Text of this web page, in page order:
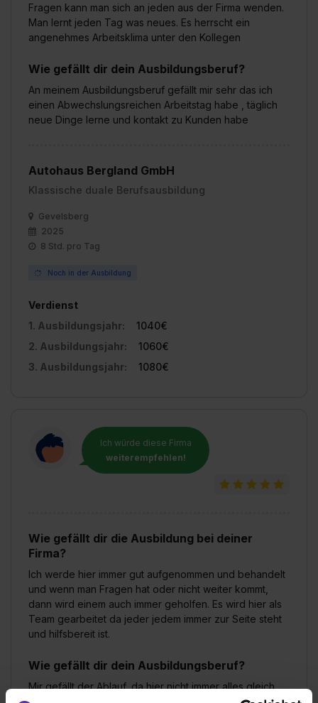
Fragen kann man sich an jeden aus der Firma wenden.
Man lernt jeden Tag was neues. Es herrscht ein
angenehmes Arbeitsklima unter den Kollegen
Wie gefällt dir dein Ausbildungsberuf?
An meinem Ausbildungsberuf gefällt mir sehr das ich
einen Abwechslungsreichen Arbeitstag habe , täglich
neue Dinge lerne und kontakt zu Kunden habe
Autohaus Bergland GmbH
Klassische duale Berufsausbildung
Gevelsberg
2025
8 Std. pro Tag
Noch in der Ausbildung
Verdienst
1. Ausbildungsjahr:
1040€
2. Ausbildungsjahr:
1060€
3. Ausbildungsjahr:
1080€
Ich würde diese Firma
weiterempfehlen!
Wie gefällt dir die Ausbildung bei deiner
Firma?
Ich werde hier immer gut aufgenommen und behandelt
und wenn man Fragen hat oder nicht weiter kommt,
dann wird einem auch immer geholfen. Es wird hier als
Team gearbeitet da jeder jedem immer zur Seite steht
und hilfsbereit ist.
Wie gefällt dir dein Ausbildungsberuf?
Mir gefällt der Ablauf, da hier nicht immer alles gleich